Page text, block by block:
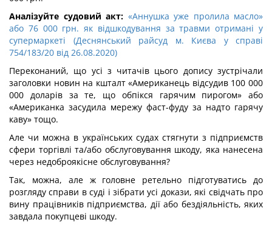
Аналізуйте судовий акт: «Аннушка уже пролила масло»
або 76 000 грн. як відшкодування за травми отримані у
супермаркеті (Деснянський райсуд м. Києва у справі
754/183/20 від 26.08.2020)
Переконаний, що усі з читачів цього допису зустрічали
заголовки новин на кшталт «Американець відсудив 100 000
000 доларів за те, що обпікся гарячим пирогом» або
«Американка засудила мережу фаст-фуду за надто гарячу
каву» тощо.
Але чи можна в українських судах стягнути з підприємств
сфери торгівлі та/або обслуговування шкоду, яка нанесена
через недоброякісне обслуговування?
Так, можна, але ж головне ретельно підготуватись до
розгляду справи в суді і зібрати усі докази, які свідчать про
вину працівників підприємства, дії або бездіяльність, яких
завдала покупцеві шкоду.